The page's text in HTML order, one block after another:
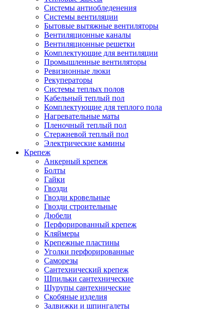
Системы антиобледенения
Системы вентиляции
Бытовые вытяжные вентиляторы
Вентиляционные каналы
Вентиляционные решетки
Комплектующие для вентиляции
Промышленные вентиляторы
Ревизионные люки
Рекуператоры
Системы теплых полов
Кабельный теплый пол
Комплектующие для теплого пола
Нагревательные маты
Пленочный теплый пол
Стержневой теплый пол
Электрические камины
Крепеж
Анкерный крепеж
Болты
Гайки
Гвозди
Гвозди кровельные
Гвозди строительные
Дюбели
Перфорированный крепеж
Кляймеры
Крепежные пластины
Уголки перфорированные
Саморезы
Сантехнический крепеж
Шпильки сантехнические
Шурупы сантехнические
Скобяные изделия
Задвижки и шпингалеты